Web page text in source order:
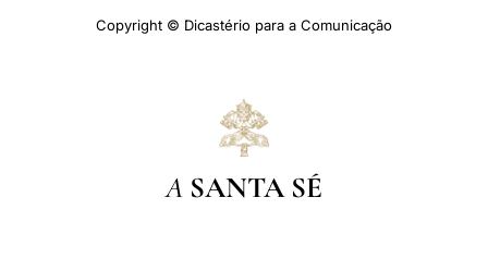
Copyright © Dicastério para a Comunicação
A SANTA SÉ